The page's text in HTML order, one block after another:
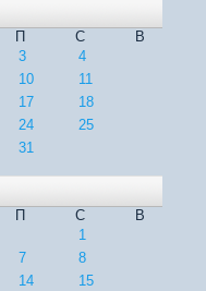
П С
В
3
4
10
11
17
18
24
25
31
П С
В
1
7
8
14
15